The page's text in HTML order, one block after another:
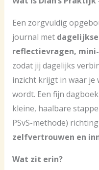
Een zorgvuldig
journal met
reflectievragen,
zodat jij dagelijks
inzicht krijgt in waar je
wordt. Een fijn
kleine, haalbare
PSvS-methode) richting
zelfvertrouwen en
Wat zit erin?